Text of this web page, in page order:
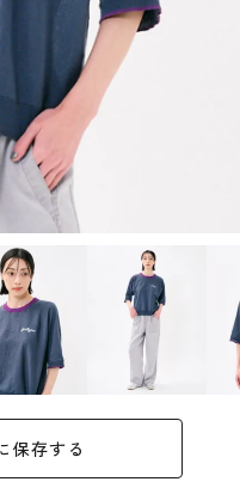
保存する